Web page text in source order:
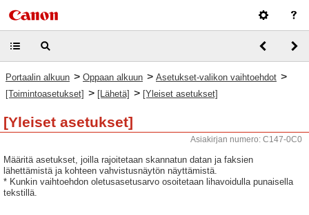
Portaalin alkuun > Oppaan alkuun > Asetukset-valikon vaihtoehdot >
[Toimintoasetukset] > [Lähetä] > [Yleiset asetukset]
[Yleiset asetukset]
Asiakirjan numero: C147-0C0
Määritä asetukset, joilla rajoitetaan skannatun datan ja faksien
lähettämistä ja kohteen vahvistusnäytön näyttämistä.
* Kunkin vaihtoehdon oletusasetusarvo osoitetaan lihavoidulla punaisella
tekstillä.